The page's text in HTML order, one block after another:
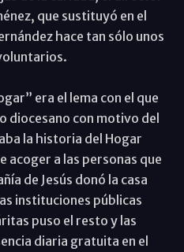
que sustituyó en el
hace tan sólo unos
era el lema con el que
diocesano con motivo del
la historia del Hogar
acoger a las personas que
de Jesús donó la casa
instituciones públicas
puso el resto y las
diaria gratuita en el